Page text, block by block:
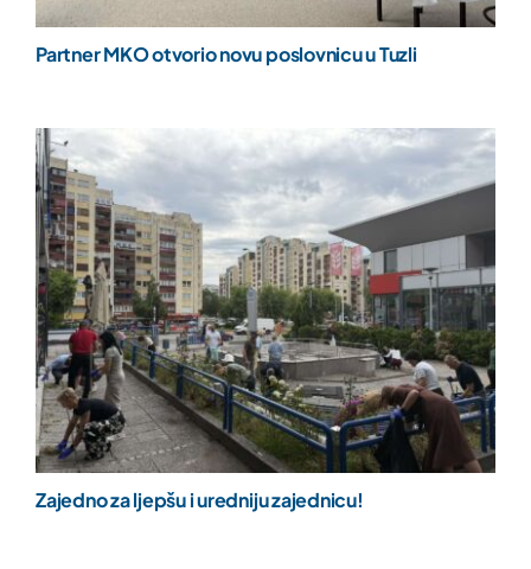
Partner MKO otvorio novu poslovnicu u Tuzli
Zajedno za ljepšu i uredniju zajednicu!